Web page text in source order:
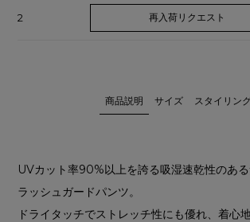
2 再入荷リクエスト
商品説明 サイズ スタイリン
UVカット率90%以上を誇る吸湿速乾性のある
ラッシュガードパンツ。
ドライタッチでストレッチ性にも優れ、着心